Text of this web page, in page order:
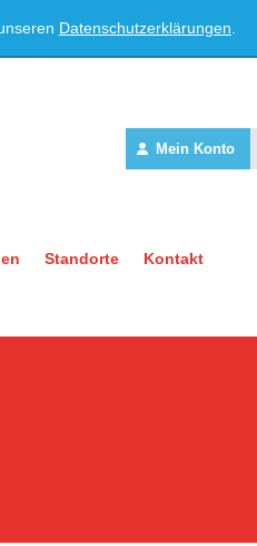
Datenschutzerklärungen
Mein Konto
Standorte Kontakt